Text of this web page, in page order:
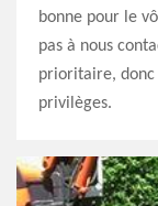
bonne pour le
pas à nous
prioritaire, donc
privilèges.